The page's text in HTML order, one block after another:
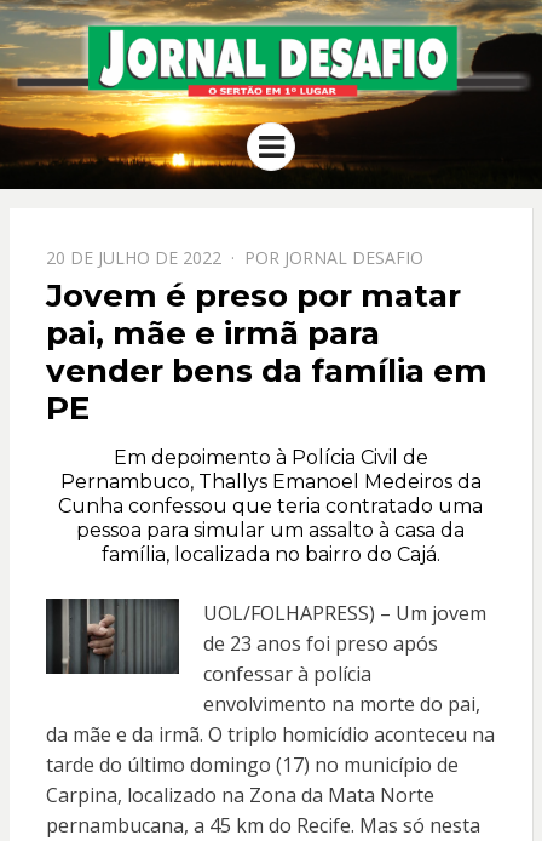
JORNAL
DESAFIO
O Sertão em 1º Lugar
Menu
PPOSTADO
EM
20 DE JULHO DE 2022 POR JORNAL DESAFIO
Jovem é preso por matar
pai, mãe e irmã para
vender bens da família em
PE
Em depoimento à Polícia Civil de
Pernambuco, Thallys Emanoel Medeiros da
Cunha confessou que teria contratado uma
pessoa para simular um assalto à casa da
família, localizada no bairro do Cajá.
UOL/FOLHAPRESS) – Um jovem
de 23 anos foi preso após
confessar à polícia
envolvimento na morte do pai,
da mãe e da irmã. O triplo homicídio aconteceu na
tarde do último domingo (17) no município de
Carpina, localizado na Zona da Mata Norte
pernambucana, a 45 km do Recife. Mas só nesta